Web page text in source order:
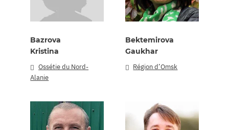
Bazrova
Kristina
Ossétie du Nord-
Alanie
Bektemirova
Gaukhar
Région d’Omsk